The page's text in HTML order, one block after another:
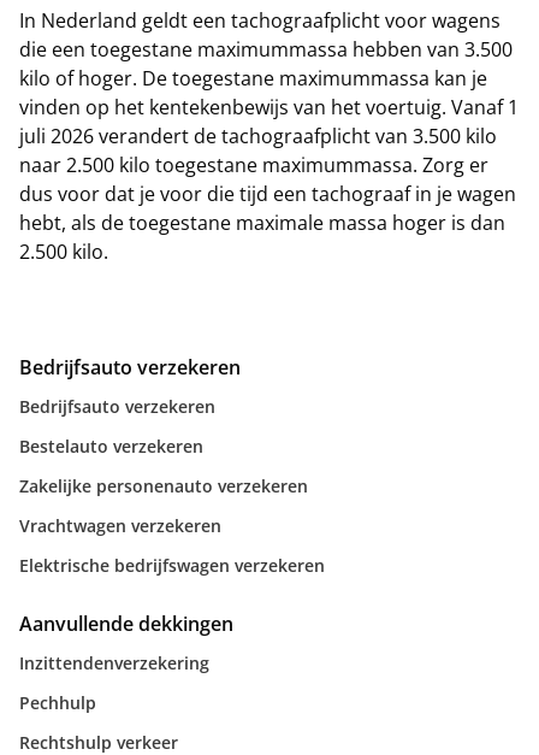
In Nederland geldt een tachograafplicht voor wagens
die een toegestane maximummassa hebben van 3.500
kilo of hoger. De toegestane maximummassa kan je
vinden op het kentekenbewijs van het voertuig. Vanaf 1
juli 2026 verandert de tachograafplicht van 3.500 kilo
naar 2.500 kilo toegestane maximummassa. Zorg er
dus voor dat je voor die tijd een tachograaf in je wagen
hebt, als de toegestane maximale massa hoger is dan
2.500 kilo.
Bedrijfsauto verzekeren
Bedrijfsauto verzekeren
Bestelauto verzekeren
Zakelijke personenauto verzekeren
Vrachtwagen verzekeren
Elektrische bedrijfswagen verzekeren
Aanvullende dekkingen
Inzittendenverzekering
Pechhulp
Rechtshulp verkeer